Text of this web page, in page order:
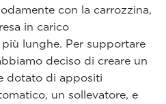
con la carrozzina,
in carico
lunghe. Per supportare
deciso di creare un
dotato di appositi
un sollevatore, e